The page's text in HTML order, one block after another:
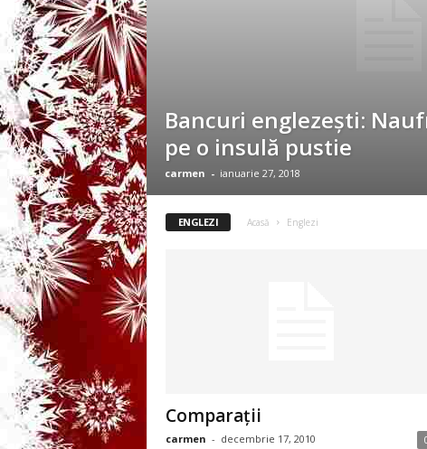
0
u
Bancuri englezești:
pe o insulă pustie
carmen - ianuarie 27, 2018
ENGLEZI Acasă Englezi
Comparaţii
carmen - decembrie 17, 2010